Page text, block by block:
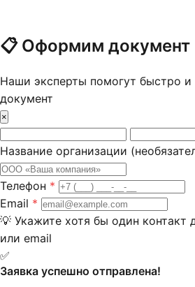
📋Оформим документ
Наши эксперты помогут быстро
документ
×
Название организации
Телефон *
Email *
💡 Укажите хотя бы один контакт
или email
✅
Заявка успешно отправлена!